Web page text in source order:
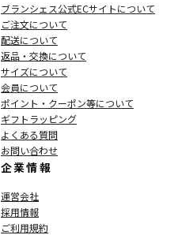
ブランシェス公式ECサイトについて
ご注文について
配送について
返品・交換について
サイズについて
会員について
ポイント・クーポン等について
ギフトラッピング
よくある質問
お問い合わせ
企業情報
運営会社
採用情報
ご利用規約